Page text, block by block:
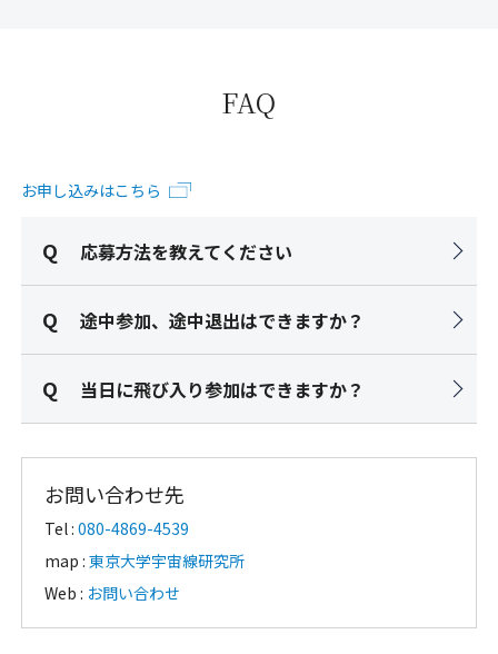
FAQ
お申し込みはこちら
応募方法を教えてください
途中参加、途中退出はできますか？
当日に飛び入り参加はできますか？
お問い合わせ先
Tel : 080-4869-4539
map : 東京大学宇宙線研究所
Web : お問い合わせ